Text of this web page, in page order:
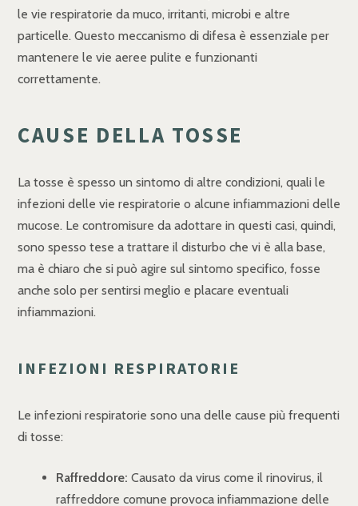
le vie respiratorie da muco, irritanti, microbi e altre
particelle. Questo meccanismo di difesa è essenziale per
mantenere le vie aeree pulite e funzionanti
correttamente.
CAUSE DELLA TOSSE
La tosse è spesso un sintomo di altre condizioni, quali le
infezioni delle vie respiratorie o alcune infiammazioni delle
mucose. Le contromisure da adottare in questi casi, quindi,
sono spesso tese a trattare il disturbo che vi è alla base,
ma è chiaro che si può agire sul sintomo specifico, fosse
anche solo per sentirsi meglio e placare eventuali
infiammazioni.
INFEZIONI RESPIRATORIE
Le infezioni respiratorie sono una delle cause più frequenti
di tosse:
Raffreddore: Causato da virus come il rinovirus, il
raffreddore comune provoca infiammazione delle